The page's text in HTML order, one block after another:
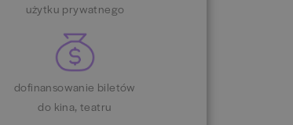
użytku prywatnego
dofinansowanie biletów
do kina, teatru